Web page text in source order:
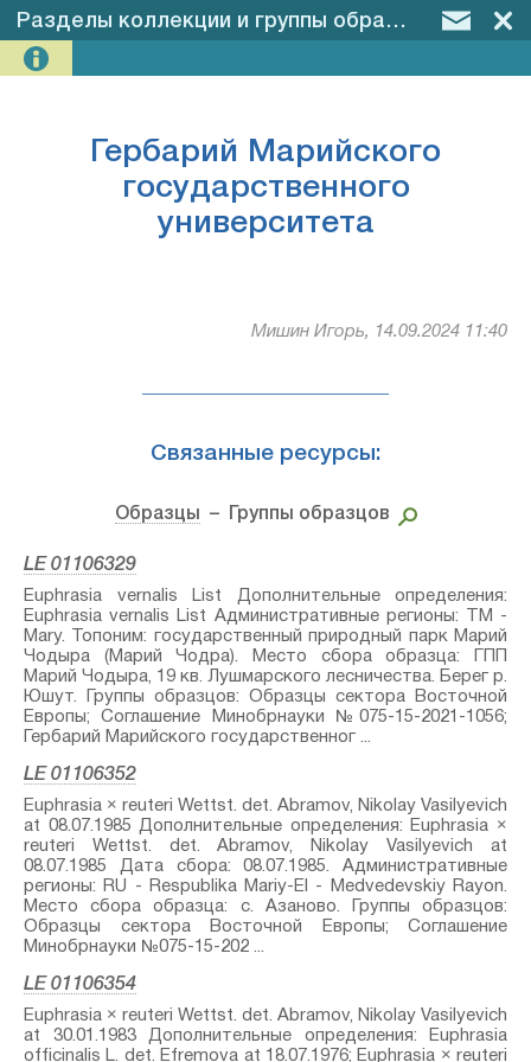
Разделы коллекции и группы образцов –
Гербарий Марийского
государственного
университета
Мишин Игорь, 14.09.2024 11:40
Связанные ресурсы:
Образцы – Группы образцов
LE 01106329
Euphrasia vernalis List⁣ Дополнительные определения:
Euphrasia vernalis List⁣ Административные регионы: TM -
Mary. Топоним: государственный природный парк Марий
Чодыра (Марий Чодра). Место сбора образца: ГПП
Марий Чодыра, 19 кв. Лушмарского лесничества. Берег р.
Юшут. Группы образцов: Образцы сектора Восточной
Европы; Соглашение Минобрнауки №075-15-2021-1056;
Гербарий Марийского государственног ...
LE 01106352
Euphrasia × reuteri Wettst.⁣ det. Abramov, Nikolay Vasilyevich
at 08.07.1985 Дополнительные определения: Euphrasia ×
reuteri Wettst.⁣ det. Abramov, Nikolay Vasilyevich at
08.07.1985 Дата сбора: 08.07.1985. Административные
регионы: RU - Respublika Mariy-El - Medvedevskiy Rayon.
Место сбора образца: с. Азаново. Группы образцов:
Образцы сектора Восточной Европы; Соглашение
Минобрнауки №075-15-202 ...
LE 01106354
Euphrasia × reuteri Wettst.⁣ det. Abramov, Nikolay Vasilyevich
at 30.01.1983 Дополнительные определения: Euphrasia
officinalis L.⁣ det. Efremova at 18.07.1976; Euphrasia × reuteri